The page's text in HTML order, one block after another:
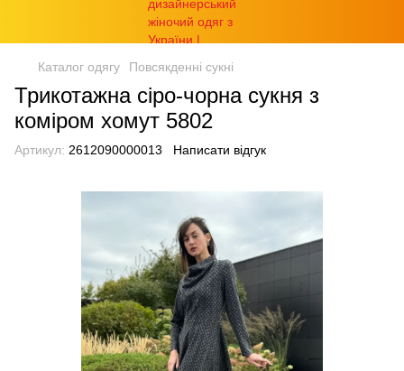
Каталог одягу Повсякденні сукні
Трикотажна сіро-чорна сукня з
коміром хомут 5802
Артикул: 2612090000013 Написати відгук